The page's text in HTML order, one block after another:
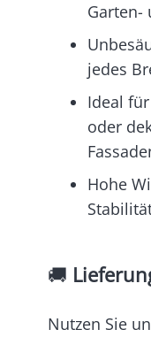
Garten-
jedes
Ideal
oder
Hohe
🚚
Nutzen Sie